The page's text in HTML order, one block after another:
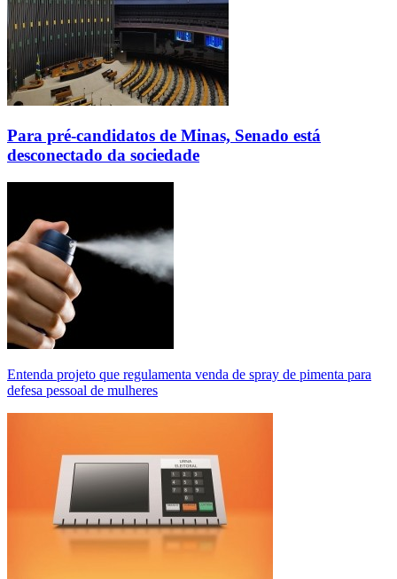
Para pré-candidatos de Minas, Senado está
desconectado da sociedade
Entenda projeto que regulamenta venda de spray de pimenta para
defesa pessoal de mulheres